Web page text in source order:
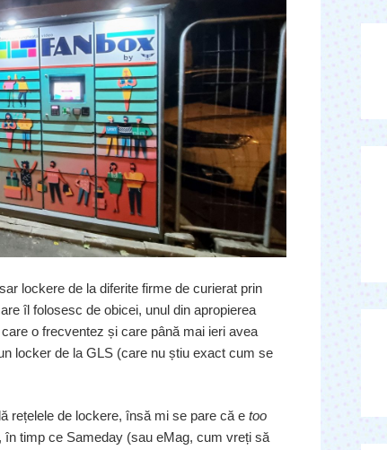
lockere de la diferite firme de curierat prin
îl folosesc de obicei, unul din apropierea
o frecventez și care până mai ieri avea
locker de la GLS (care nu știu exact cum se
rețelele de lockere, însă mi se pare că e too
timp ce Sameday (sau eMag, cum vreți să